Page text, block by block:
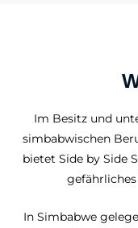
Im Besitz und
simbabwischen
bietet Side by Side
In Simbabwe